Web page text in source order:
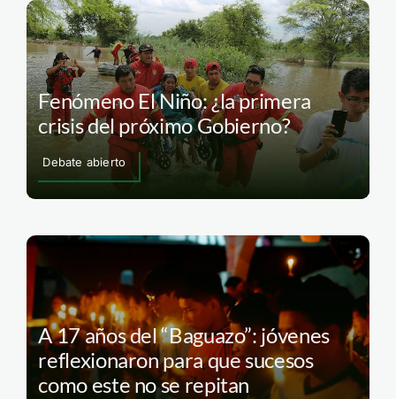
Fenómeno El Niño: ¿la primera
crisis del próximo Gobierno?
Debate abierto
A 17 años del “Baguazo”: jóvenes
reflexionaron para que sucesos
como este no se repitan